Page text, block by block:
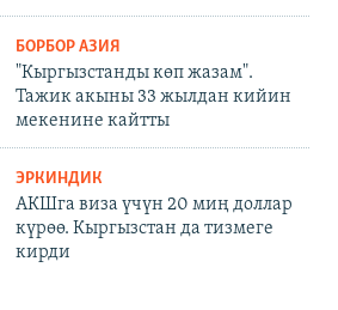
БОРБОР АЗИЯ
"Кыргызстанды көп жазам".
Тажик акыны 33 жылдан кийин
мекенине кайтты
ЭРКИНДИК
АКШга виза үчүн 20 миң доллар
күрөө. Кыргызстан да тизмеге
кирди